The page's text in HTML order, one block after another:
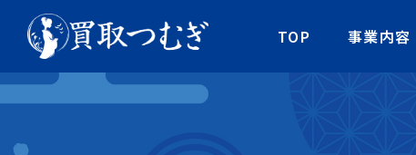
TOP 事業内容